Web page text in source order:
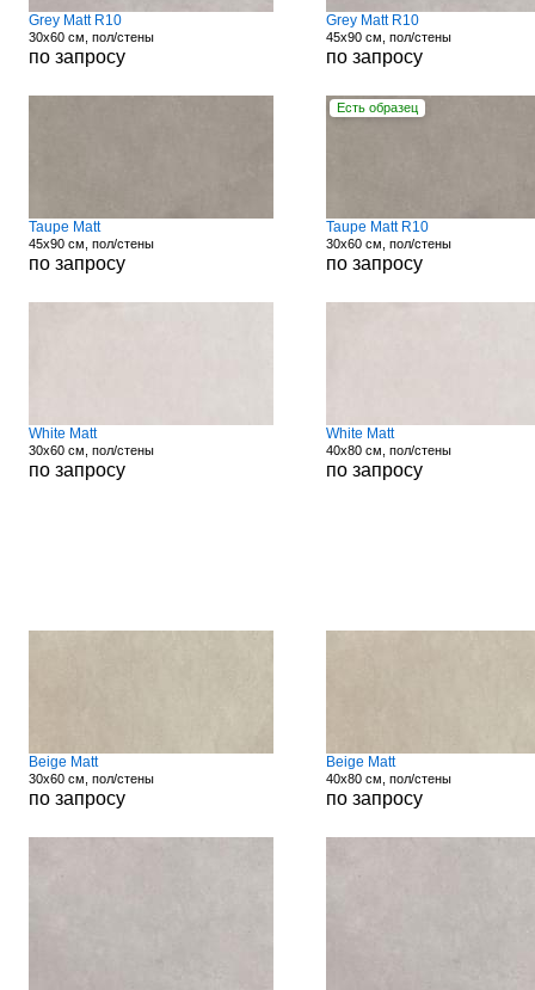
Grey Matt R10
30x60 см, пол/стены
по запросу
Grey Matt R10
45x90 см, пол/стены
по запросу
Taupe Matt
45x90 см, пол/стены
по запросу
Есть образец
Taupe Matt R10
30x60 см, пол/стены
по запросу
White Matt
30x60 см, пол/стены
по запросу
White Matt
40x80 см, пол/стены
по запросу
Beige Matt
30x60 см, пол/стены
по запросу
Beige Matt
40x80 см, пол/стены
по запросу